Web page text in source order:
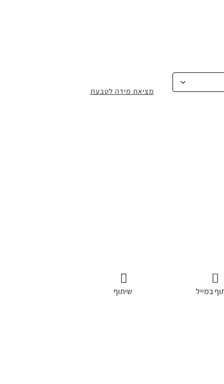
מציאת מידה לטבעת
במייל שיתוף